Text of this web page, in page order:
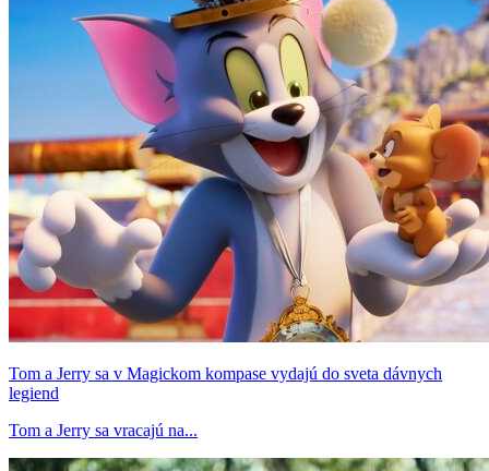
Tom a Jerry sa v Magickom kompase vydajú do sveta dávnych
legiend
Tom a Jerry sa vracajú na...